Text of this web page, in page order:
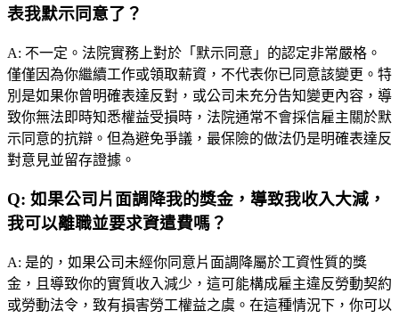
表我默示同意了？
A: 不一定。法院實務上對於「默示同意」的認定非常嚴格。
僅僅因為你繼續工作或領取薪資，不代表你已同意該變更。特
別是如果你曾明確表達反對，或公司未充分告知變更內容，導
致你無法即時知悉權益受損時，法院通常不會採信雇主關於默
示同意的抗辯。但為避免爭議，最保險的做法仍是明確表達反
對意見並留存證據。
Q: 如果公司片面調降我的獎金，導致我收入大減，
我可以離職並要求資遣費嗎？
A: 是的，如果公司未經你同意片面調降屬於工資性質的獎
金，且導致你的實質收入減少，這可能構成雇主違反勞動契約
或勞動法令，致有損害勞工權益之虞。在這種情況下，你可以